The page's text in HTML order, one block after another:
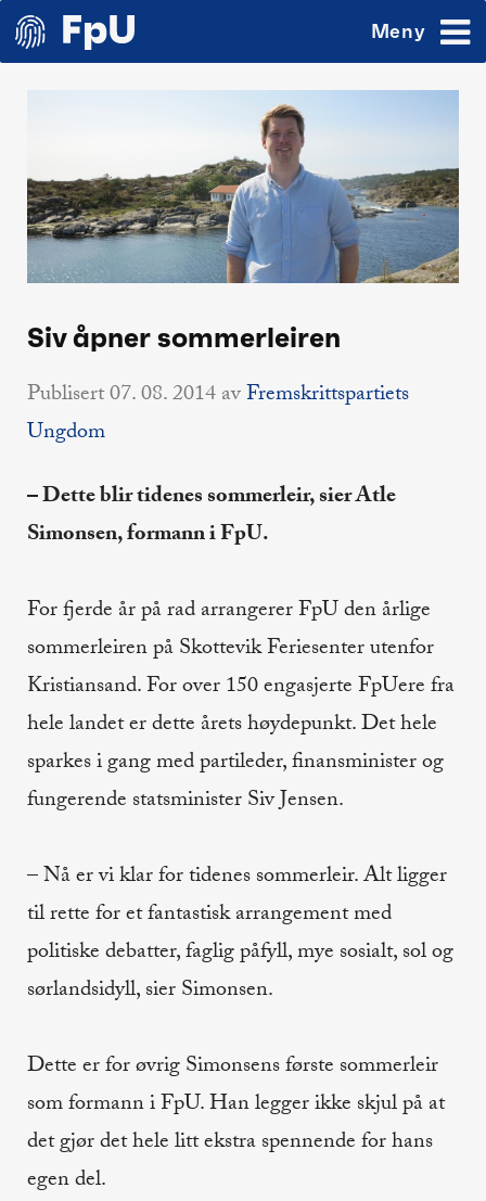
Meny
Siv åpner sommerleiren
Publisert07. 08. 2014avFremskrittspartiets
Ungdom
– Dette blir tidenes sommerleir, sier Atle
Simonsen, formann i FpU.
For fjerde år på rad arrangerer FpU den årlige
sommerleiren på Skottevik Feriesenter utenfor
Kristiansand. For over 150 engasjerte FpUere fra
hele landet er dette årets høydepunkt. Det hele
sparkes i gang med partileder, finansminister og
fungerende statsminister Siv Jensen.
– Nå er vi klar for tidenes sommerleir. Alt ligger
til rette for et fantastisk arrangement med
politiske debatter, faglig påfyll, mye sosialt, sol og
sørlandsidyll, sier Simonsen.
Dette er for øvrig Simonsens første sommerleir
som formann i FpU. Han legger ikke skjul på at
det gjør det hele litt ekstra spennende for hans
egen del.